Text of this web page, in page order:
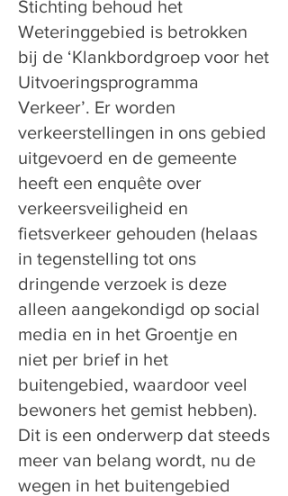
Stichting behoud het
Weteringgebied is betrokken
bij de ‘Klankbordgroep voor het
Uitvoeringsprogramma
Verkeer’. Er worden
verkeerstellingen in ons gebied
uitgevoerd en de gemeente
heeft een enquête over
verkeersveiligheid en
fietsverkeer gehouden (helaas
in tegenstelling tot ons
dringende verzoek is deze
alleen aangekondigd op social
media en in het Groentje en
niet per brief in het
buitengebied, waardoor veel
bewoners het gemist hebben).
Dit is een onderwerp dat steeds
meer van belang wordt, nu de
wegen in het buitengebied